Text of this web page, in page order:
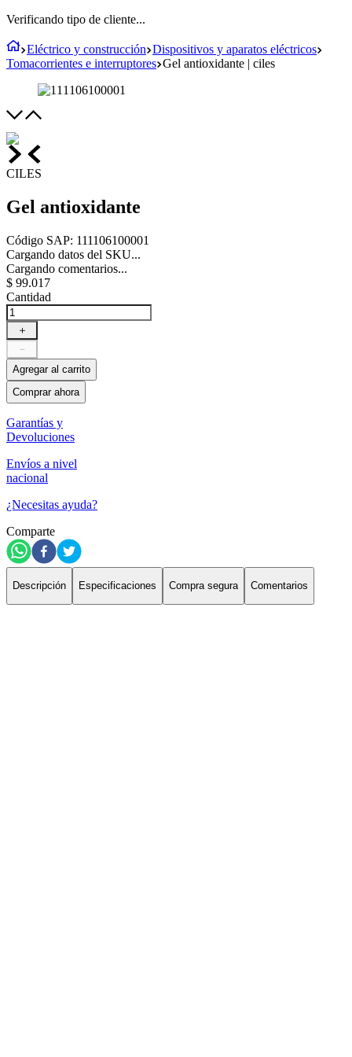
Verificando tipo de cliente...
Eléctrico y construcción Dispositivos y aparatos eléctricos
Tomacorrientes e interruptores Gel antioxidante | ciles
CILES
Gel antioxidante
Código SAP: 111106100001
Cargando datos del SKU...
Cargando comentarios...
$ 99.017
Cantidad
＋
－
Agregar al carrito
Comprar ahora
Garantías y
Devoluciones
Envíos a nivel
nacional
¿Necesitas ayuda?
Comparte
Descripción Especificaciones Compra segura Comentarios